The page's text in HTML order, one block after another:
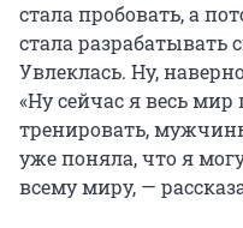
стала пробовать, а
стала разрабатывать
Увлеклась. Ну,
«Ну сейчас я весь
тренировать,
уже поняла, что я
всему миру, —